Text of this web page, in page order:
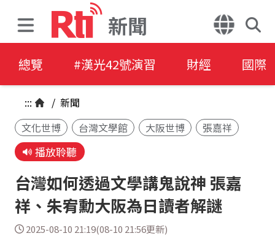
新聞
總覽 #漢光42號演習 財經 國際
::: / 新聞
文化世博
台灣文學館 大阪世博 張嘉祥
播放聆聽
台灣如何透過文學講鬼說神 張嘉
祥、朱宥勳大阪為日讀者解謎
2025-08-10 21:19(08-10 21:56更新)